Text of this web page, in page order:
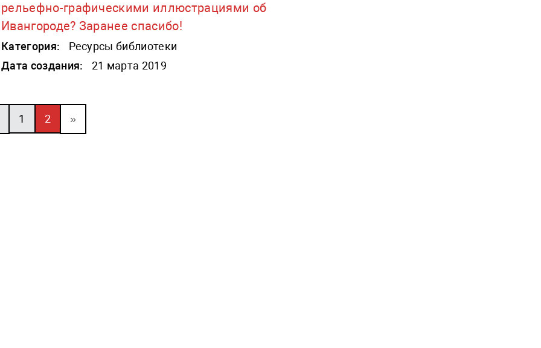
рельефно-графическими иллюстрациями об
Ивангороде? Заранее спасибо!
Категория:
Ресурсы библиотеки
Дата создания:
21 марта 2019
1 2 »